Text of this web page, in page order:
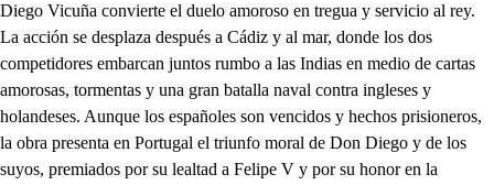
Diego Vicuña convierte el duelo amoroso en tregua y servicio al rey.
La acción se desplaza después a Cádiz y al mar, donde los dos
competidores embarcan juntos rumbo a las Indias en medio de cartas
amorosas, tormentas y una gran batalla naval contra ingleses y
holandeses. Aunque los españoles son vencidos y hechos prisioneros,
la obra presenta en Portugal el triunfo moral de Don Diego y de los
suyos, premiados por su lealtad a Felipe V y por su honor en la